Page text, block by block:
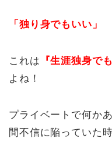
「独り身でもいい」
これは 『生涯独身で
よね！
プライベートで何か
間不信に陥っていた